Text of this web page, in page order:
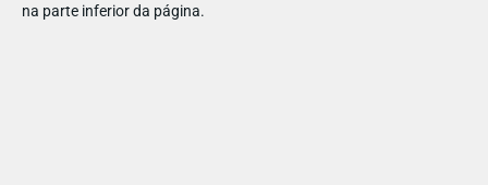
na parte inferior da página.
14. Como é que se chama um cão sem patas?